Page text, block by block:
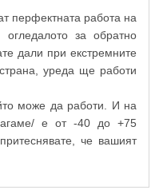
перфектната работа на
за обратно
дали при екстремните
уреда ще работи
може да работи. И на
е от -40 до +75
че вашият